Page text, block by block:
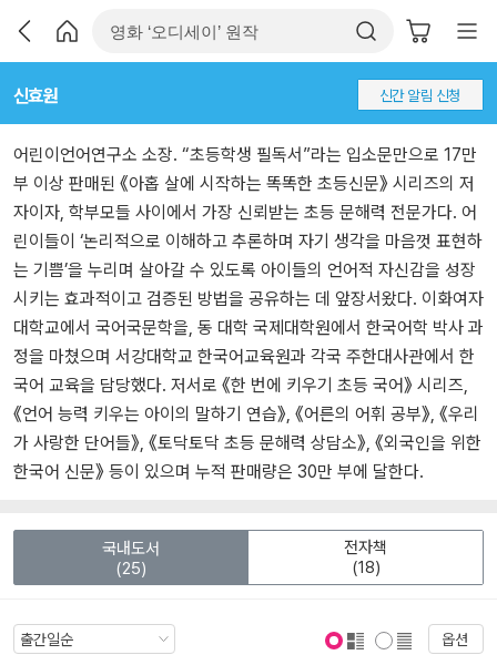
신효원 신간 알림 신청
어린이언어연구소 소장. “초등학생 필독서”라는 입소문만으로 17만
부 이상 판매된 《아홉 살에 시작하는 똑똑한 초등신문》 시리즈의 저
자이자, 학부모들 사이에서 가장 신뢰받는 초등 문해력 전문가다. 어
린이들이 ‘논리적으로 이해하고 추론하며 자기 생각을 마음껏 표현하
는 기쁨’을 누리며 살아갈 수 있도록 아이들의 언어적 자신감을 성장
시키는 효과적이고 검증된 방법을 공유하는 데 앞장서왔다. 이화여자
대학교에서 국어국문학을, 동 대학 국제대학원에서 한국어학 박사 과
정을 마쳤으며 서강대학교 한국어교육원과 각국 주한대사관에서 한
국어 교육을 담당했다. 저서로 《한 번에 키우기 초등 국어》 시리즈,
《언어 능력 키우는 아이의 말하기 연습》, 《어른의 어휘 공부》, 《우리
가 사랑한 단어들》, 《토닥토닥 초등 문해력 상담소》, 《외국인을 위한
한국어 신문》 등이 있으며 누적 판매량은 30만 부에 달한다.
국내도서
(25)
전자책
(18)
옵션